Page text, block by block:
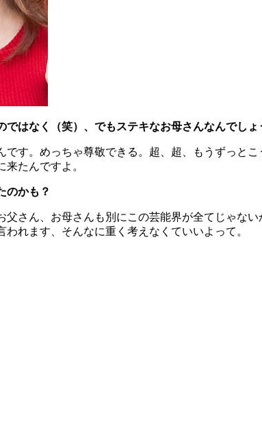
はなく（笑）、でもステキなお母さんなんでしょ
す。めっちゃ尊敬できる。超、超、もうずっと
たんですよ。
のかも？
父さん、お母さんも別にこの芸能界が全てじゃな
れます、そんなに重く考えなくていいよって。